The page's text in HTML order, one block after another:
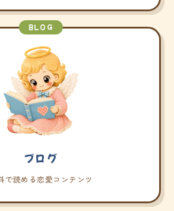
BLOG
ブログ
で読める恋愛コンテンツ